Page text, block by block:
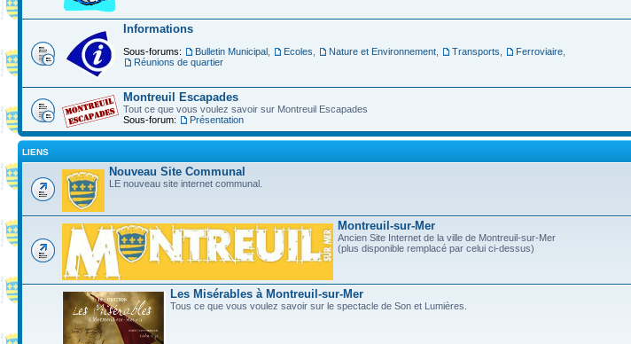
Informations
Sous-forums: Bulletin Municipal Ecoles Nature et Environnement Transports Ferroviaire
Réunions de quartier
Montreuil Escapades
Tout ce que vous voulez savoir sur Montreuil Escapades
Sous-forum:
Présentation
LIENS
Nouveau Site Communal
LE nouveau site internet communal.
Montreuil-sur-Mer
Ancien Site Internet de la ville de Montreuil-sur-Mer
(plus disponible remplacé par celui ci-dessus)
Les Misérables à Montreuil-sur-Mer
Tous ce que vous voulez savoir sur le spectacle de Son et Lumières.